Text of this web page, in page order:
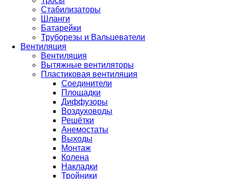
Стабилизаторы
Шланги
Батарейки
Труборезы и Вальцеватели
Вентиляция
Вентиляция
Вытяжные вентиляторы
Пластиковая вентиляция
Соединители
Площадки
Диффузоры
Воздуховоды
Решётки
Анемостаты
Выходы
Монтаж
Колена
Накладки
Тройники